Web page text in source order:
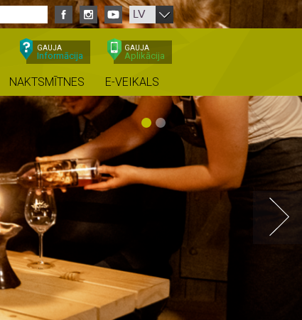
LV
GAUJA
Informācija
GAUJA
Aplikācija
NAKTSMĪTNES E-VEIKALS